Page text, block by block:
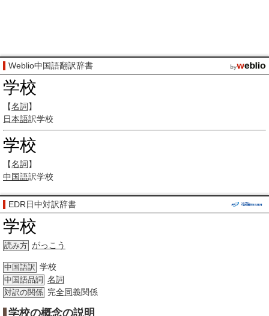
Weblio中国語翻訳辞書
学校
【名詞】
日本語訳学校
学校
【名詞】
中国語訳学校
EDR日中対訳辞書
学校
読み方 がっこう
中国語訳 学校
中国語品詞 名詞
対訳の関係 完全同義関係
学校の概念の説明